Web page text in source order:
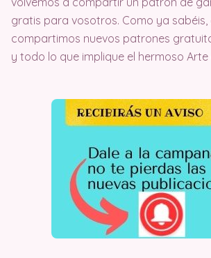
gratis para vosotros. Como ya
compartimos nuevos patrones
y todo lo que implique el hermoso